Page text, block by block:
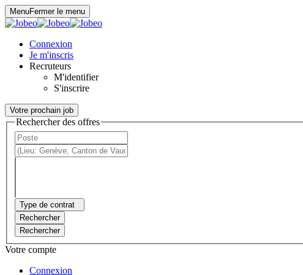
MenuFermer le menu
Connexion
Je m'inscris
Recruteurs
M'identifier
S'inscrire
Votre prochain job
Rechercher des offres
Type de contrat
Rechercher
Rechercher
Votre compte
Connexion
Panneau de gestion des cookies